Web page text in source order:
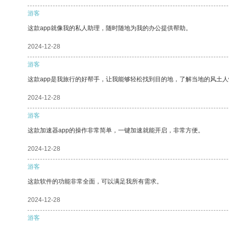
游客
这款app就像我的私人助理，随时随地为我的办公提供帮助。
2024-12-28
游客
这款app是我旅行的好帮手，让我能够轻松找到目的地，了解当地的风土
2024-12-28
游客
这款加速器app的操作非常简单，一键加速就能开启，非常方便。
2024-12-28
游客
这款软件的功能非常全面，可以满足我所有需求。
2024-12-28
游客